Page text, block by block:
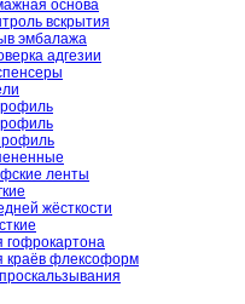
основа
вскрытия
эмбалажа
адгезии
ленты
жёсткости
гофрокартона
краёв флексоформ